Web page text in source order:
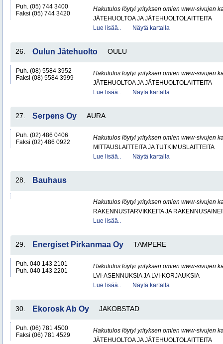
Puh. (05) 744 3400
Faksi (05) 744 3420
Hakutulos löytyi yrityksen omien www-sivujen
JÄTEHUOLTOA JA JÄTEHUOLTOLAITTEITA
Lue lisää..
Näytä kartalla
26. Oulun Jätehuolto OULU
Puh. (08) 5584 3952
Faksi (08) 5584 3999
Hakutulos löytyi yrityksen omien www-sivujen
JÄTEHUOLTOA JA JÄTEHUOLTOLAITTEITA
Lue lisää..
Näytä kartalla
27. Serpens Oy AURA
Puh. (02) 486 0406
Faksi (02) 486 0922
Hakutulos löytyi yrityksen omien www-sivujen
MITTAUSLAITTEITA JA TUTKIMUSLAITTEITA
Lue lisää..
Näytä kartalla
28. Bauhaus
Hakutulos löytyi yrityksen omien www-sivujen
RAKENNUSTARVIKKEITA JA
Lue lisää..
29. Energiset Pirkanmaa Oy TAMPERE
Puh. 040 143 2101
Puh. 040 143 2201
Hakutulos löytyi yrityksen omien www-sivujen
LVI-ASENNUKSIA JA LVI-KORJAUKSIA
Lue lisää..
Näytä kartalla
30. Ekorosk Ab Oy JAKOBSTAD
Puh. (06) 781 4500
Faksi (06) 781 4529
Hakutulos löytyi yrityksen omien www-sivujen
JÄTEHUOLTOA JA JÄTEHUOLTOLAITTEITA